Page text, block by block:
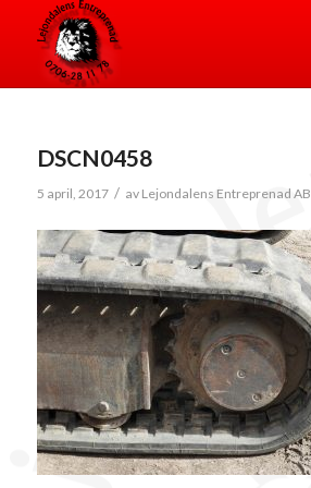
DSCN0458
5 april, 2017 / av Lejondalens Entreprenad AB